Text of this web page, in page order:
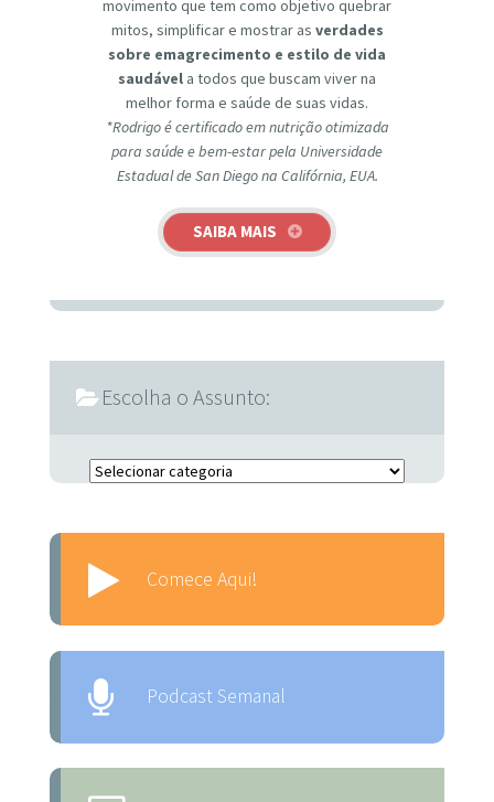
movimento que tem como objetivo quebrar
mitos, simplificar e mostrar as verdades
sobre emagrecimento e estilo de vida
saudável a todos que buscam viver na
melhor forma e saúde de suas vidas.
*Rodrigo é certificado em nutrição otimizada
para saúde e bem-estar pela Universidade
Estadual de San Diego na Califórnia, EUA.
SAIBA MAIS
Escolha o Assunto:
Escolha o Assunto:
Comece Aqui!
Podcast Semanal